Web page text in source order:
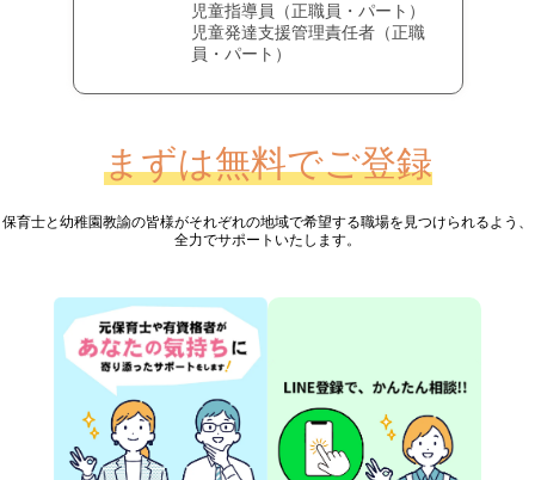
児童指導員（正職員・パート）
児童発達支援管理責任者（正職
員・パート）
まずは無料でご登録
保育士と幼稚園教諭の皆様がそれぞれの地域で希望する職場を見つけられるよう、
全力でサポートいたします。